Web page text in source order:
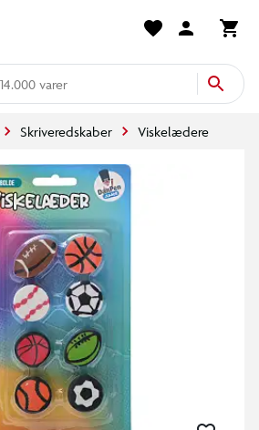
varer
Skriveredskaber Viskelædere